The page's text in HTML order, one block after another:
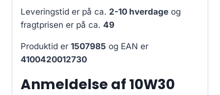
Leveringstid er på ca. 2-10 hverdage og
fragtprisen er på ca. 49
Produktid er 1507985 og EAN er
4100420012730
Anmeldelse af 10W30